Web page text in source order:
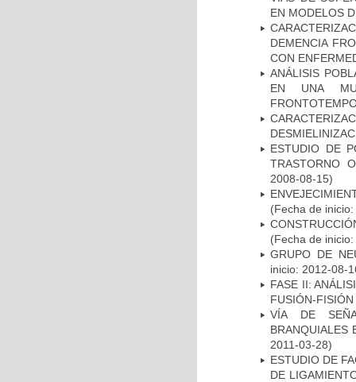
EN MODELOS
DEMENCIA
CON
ANÁLISIS
EN UNA
ESTUDIO DE
TRASTORNO
2008-08-15)
(Fecha de
(Fecha de
GRUPO DE
inicio: 2012-08-
FASE II:
FUSIÓN-
VÍA DE
BRANQUIALES
2011-03-28)
ESTUDIO DE
DE